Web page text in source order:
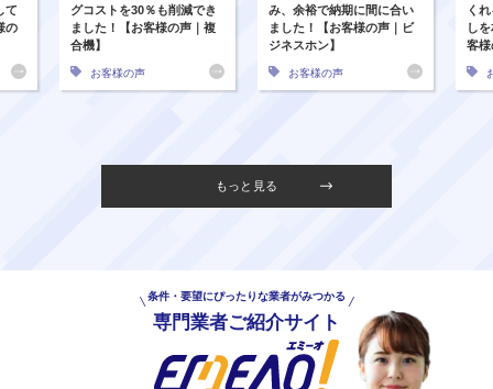
て
の
グコストを30％も削減でき
ました！【お客様の声｜複
合機】
お客様の声
み、余裕で納期に間に合い
ました！【お客様の声｜ビ
ジネスホン】
お客様の声
く
し
客
もっと見る
条件・要望にぴったりな業者がみつかる
専門業者ご紹介サイト